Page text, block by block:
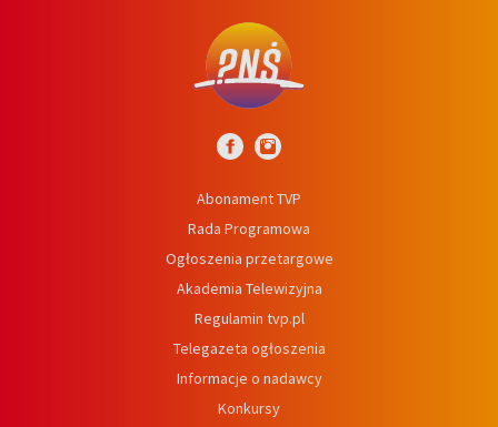
Abonament TVP
Rada Programowa
Ogłoszenia przetargowe
Akademia Telewizyjna
Regulamin tvp.pl
Telegazeta ogłoszenia
Informacje o nadawcy
Konkursy